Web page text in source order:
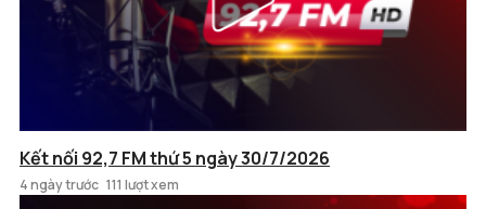
Kết nối 92,7 FM thứ 5 ngày 30/7/2026
4 ngày trước 111 lượt xem